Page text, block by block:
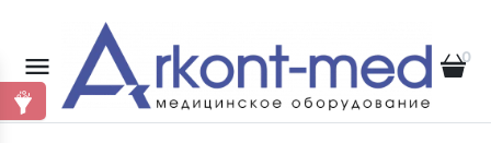
0